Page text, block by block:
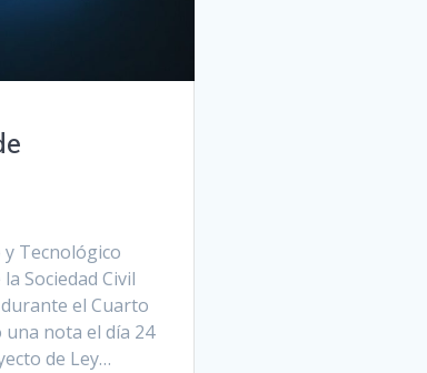
Tecnológico
Sociedad Civil
el Cuarto
nota el día 24
de Ley…